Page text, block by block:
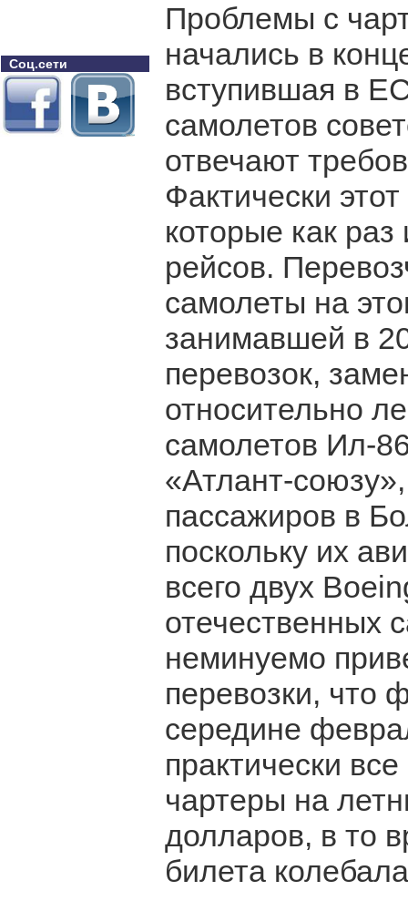
Соц.сети
Проблемы с
начались в
вступившая в
самолетов
отвечают
Фактически
которые как
рейсов.
самолеты на
занимавшей в
перевозок,
относительно
самолетов Ил-
«Атлант-
пассажиров в
поскольку их
всего двух
отечественных
неминуемо
перевозки, что
середине
практически
чартеры на
долларов, в то
билета